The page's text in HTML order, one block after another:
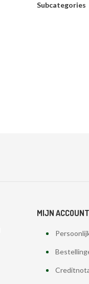
Subcategories
MIJN ACCOUNT